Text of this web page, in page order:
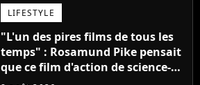
LIFESTYLE
"L'un des pires films de tous les
temps" : Rosamund Pike pensait
que ce film d'action de science-